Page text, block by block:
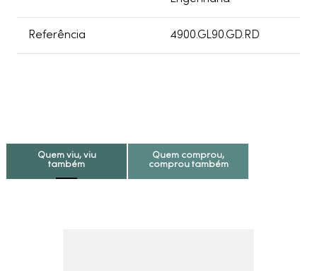
Referência 4900.GL90.GD.RD
Quem viu, viu
também
Quem comprou,
comprou também